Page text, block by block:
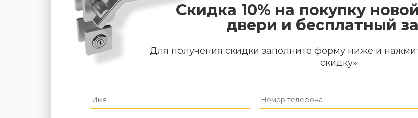
Скидка 10% на покупку
двери и бесплатный
Для получения скидки заполните форму ниже и
скидку»